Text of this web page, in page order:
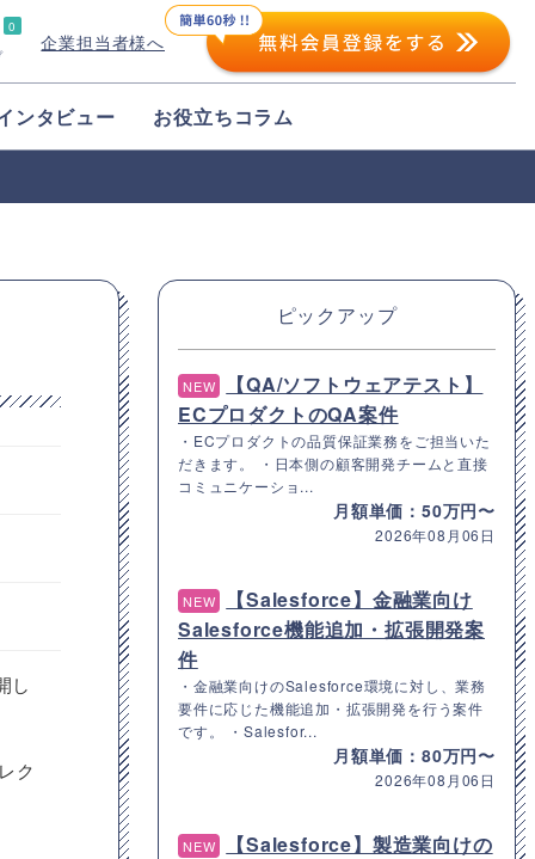
0
企業担当者様へ
ンタビュー お役立ちコラム
し
ク
ピックアップ
NEW
【QA/ソフトウェアテスト】
ECプロダクトのQA案件
・ECプロダクトの品質保証業務をご担当いた
だきます。 ・日本側の顧客開発チームと直接
コミュニケーショ...
月額単価：50万円〜
2026年08月06日
NEW
【Salesforce】金融業向け
Salesforce機能追加・拡張開発案
件
・金融業向けのSalesforce環境に対し、業務
要件に応じた機能追加・拡張開発を行う案件
です。 ・Salesfor...
月額単価：80万円〜
2026年08月06日
NEW
【Salesforce】製造業向けの